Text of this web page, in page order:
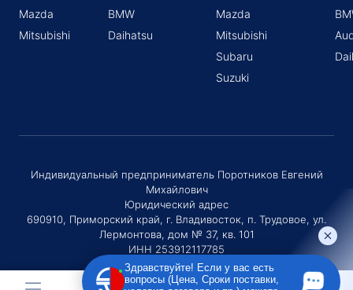
Mazda
Mitsubishi
BMW
Daihatsu
Mazda
Mitsubishi
Subaru
Suzuki
Индивидуальный предприниматель Поротников Евгений
Михайлович
Юридический адрес
690910, Приморский край, г. Владивосток, п. Трудовое, ул.
Лермонтова, дом № 37, кв. 101
ИНН 253912117785
ОГРНИП 320253600036730
Здравствуйте! Если у вас есть
вопросы (Цена, Сроки поставки,